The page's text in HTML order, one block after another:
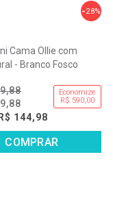
28%
Cama Ollie com
- Branco Fosco
Economize
R$ 590,00
R$ 144,98
COMPRAR